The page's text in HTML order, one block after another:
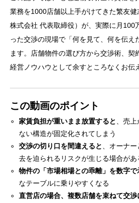
業務を1000店舗以上手がけてきた繁友
株式会社 代表取締役）が、実際に月100
った交渉の現場で「何を見て、何を伝え
ます。店舗物件の選び方から交渉術、契
経営ノウハウとして余すところなくお伝
この動画のポイント
家賃負担が重いまま放置すると
、売
ない構造が固定化されてしまう
交渉の切り口を間違えると
、オーナ
去を迫られるリスクが生じる場合があ
物件の「市場相場との乖離」を数字で
なテーブルに乗りやすくなる
直営店の場合、複数店舗を束ねて交渉